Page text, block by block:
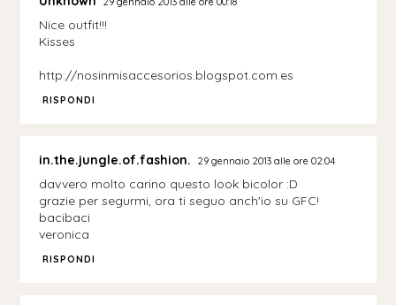
Nice outfit!!!
Kisses
http://nosinmisaccesorios.blogspot.com.es
RISPONDI
in.the.jungle.of.fashion. 29 gennaio 2013 alle ore 02:04
davvero molto carino questo look bicolor :D
grazie per segurmi, ora ti seguo anch'io su GFC!
bacibaci
veronica
RISPONDI